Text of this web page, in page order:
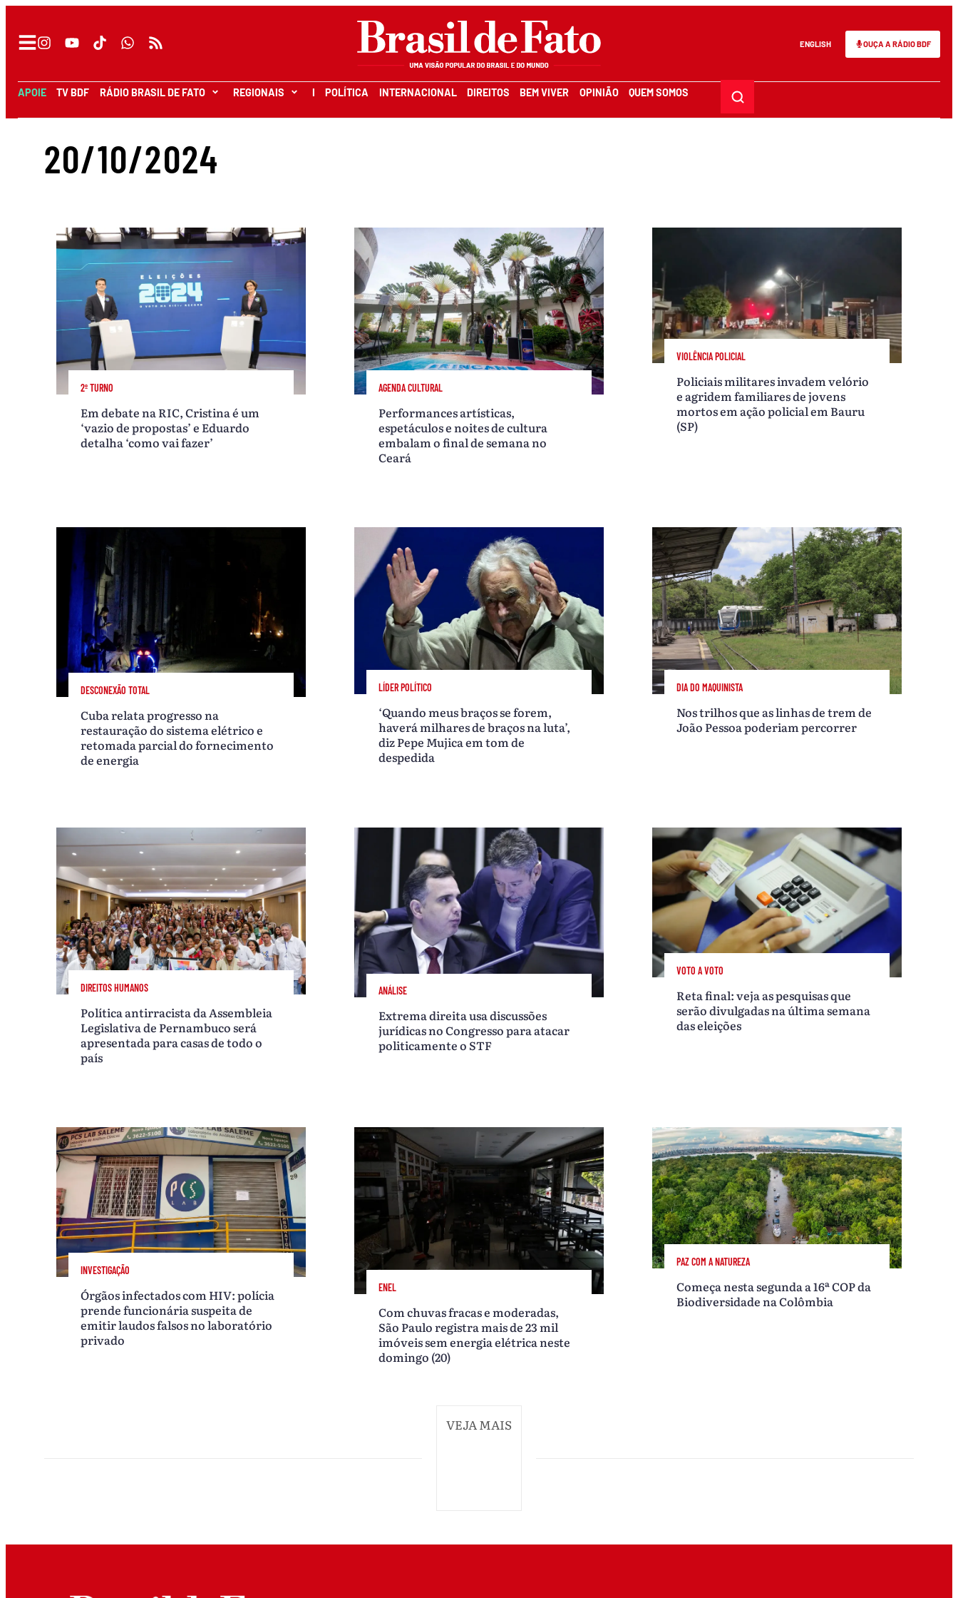
ENGLISH OUÇA A RÁDIO BDF
APOIE TV BDF RÁDIO BRASIL DE FATO REGIONAIS I POLÍTICA INTERNACIONAL DIREITOS BEM VIVER OPINIÃO QUEM SOMOS
20/10/2024
2º TURNO
Em debate na RIC, Cristina é um
‘vazio de propostas’ e Eduardo
detalha ‘como vai fazer’
AGENDA CULTURAL
Performances artísticas,
espetáculos e noites de cultura
embalam o final de semana no
Ceará
VIOLÊNCIA POLICIAL
Policiais militares invadem velório
e agridem familiares de jovens
mortos em ação policial em Bauru
(SP)
DESCONEXÃO TOTAL
Cuba relata progresso na
restauração do sistema elétrico e
retomada parcial do fornecimento
de energia
LÍDER POLÍTICO
‘Quando meus braços se forem,
haverá milhares de braços na luta’,
diz Pepe Mujica em tom de
despedida
DIA DO MAQUINISTA
Nos trilhos que as linhas de trem de
João Pessoa poderiam percorrer
DIREITOS HUMANOS
Política antirracista da Assembleia
Legislativa de Pernambuco será
apresentada para casas de todo o
país
ANÁLISE
Extrema direita usa discussões
jurídicas no Congresso para atacar
politicamente o STF
VOTO A VOTO
Reta final: veja as pesquisas que
serão divulgadas na última semana
das eleições
INVESTIGAÇÃO
Órgãos infectados com HIV: polícia
prende funcionária suspeita de
emitir laudos falsos no laboratório
privado
ENEL
Com chuvas fracas e moderadas,
São Paulo registra mais de 23 mil
imóveis sem energia elétrica neste
domingo (20)
PAZ COM A NATUREZA
Começa nesta segunda a 16ª COP da
Biodiversidade na Colômbia
VEJA MAIS